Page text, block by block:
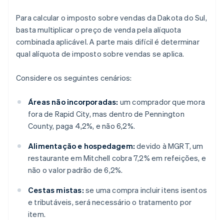
Para calcular o imposto sobre vendas da Dakota do Sul,
basta multiplicar o preço de venda pela alíquota
combinada aplicável. A parte mais difícil é determinar
qual alíquota de imposto sobre vendas se aplica.
Considere os seguintes cenários:
Áreas não incorporadas: um comprador que mora
fora de Rapid City, mas dentro de Pennington
County, paga 4,2%, e não 6,2%.
Alimentação e hospedagem: devido à MGRT, um
restaurante em Mitchell cobra 7,2% em refeições, e
não o valor padrão de 6,2%.
Cestas mistas: se uma compra incluir itens isentos
e tributáveis, será necessário o tratamento por
item.